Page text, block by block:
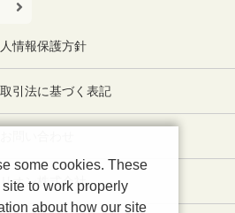
情報保護方針
引法に基づく表記
オン株式会社
some cookies. These
to work properly
about how our site